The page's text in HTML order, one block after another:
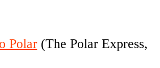
Polar(The Polar Express,